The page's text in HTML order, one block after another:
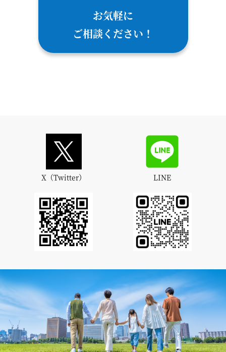
お気軽に
ご相談ください！
X（Twitter） LINE